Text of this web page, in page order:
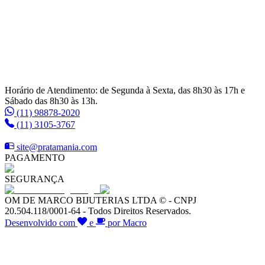
Horário de Atendimento: de Segunda à Sexta, das 8h30 às 17h e
Sábado das 8h30 às 13h.
(11) 98878-2020
(11) 3105-3767
site@pratamania.com
PAGAMENTO
SEGURANÇA
OM DE MARCO BIJUTERIAS LTDA © - CNPJ
20.504.118/0001-64 - Todos Direitos Reservados.
Desenvolvido com
e por Macro